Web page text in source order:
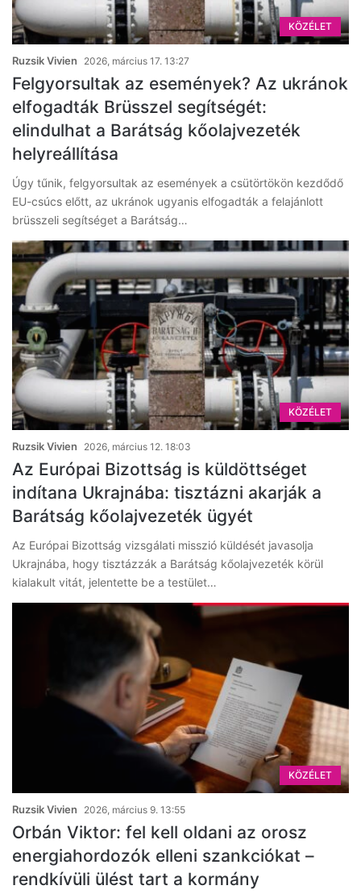
KÖZÉLET
Ruzsik Vivien 2026, március 17. 13:27
Felgyorsultak az események? Az ukránok
elfogadták Brüsszel segítségét:
elindulhat a Barátság kőolajvezeték
helyreállítása
Úgy tűnik, felgyorsultak az események a csütörtökön kezdődő
EU-csúcs előtt, az ukránok ugyanis elfogadták a felajánlott
brüsszeli segítséget a Barátság…
KÖZÉLET
Ruzsik Vivien 2026, március 12. 18:03
Az Európai Bizottság is küldöttséget
indítana Ukrajnába: tisztázni akarják a
Barátság kőolajvezeték ügyét
Az Európai Bizottság vizsgálati misszió küldését javasolja
Ukrajnába, hogy tisztázzák a Barátság kőolajvezeték körül
kialakult vitát, jelentette be a testület…
KÖZÉLET
Ruzsik Vivien 2026, március 9. 13:55
Orbán Viktor: fel kell oldani az orosz
energiahordozók elleni szankciókat –
rendkívüli ülést tart a kormány